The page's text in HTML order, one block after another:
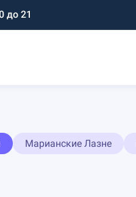
до 21
Марианские Лазне